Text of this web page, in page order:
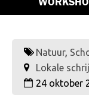
Natuur,
Lokale
24 oktober